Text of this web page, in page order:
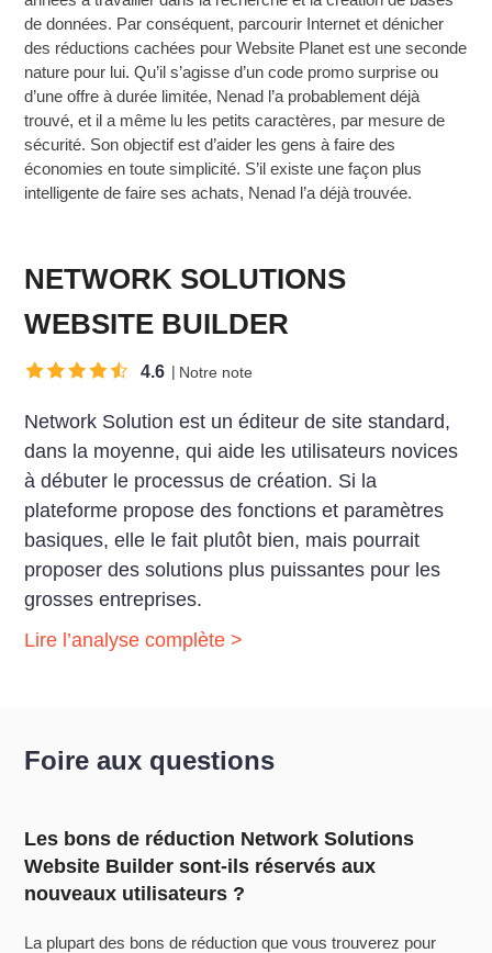
de données. Par conséquent, parcourir Internet et dénicher
des réductions cachées pour Website Planet est une seconde
nature pour lui. Qu’il s’agisse d’un code promo surprise ou
d’une offre à durée limitée, Nenad l’a probablement déjà
trouvé, et il a même lu les petits caractères, par mesure de
sécurité. Son objectif est d’aider les gens à faire des
économies en toute simplicité. S’il existe une façon plus
intelligente de faire ses achats, Nenad l’a déjà trouvée.
NETWORK SOLUTIONS
WEBSITE BUILDER
4.6 Notre note
Network Solution est un éditeur de site standard,
dans la moyenne, qui aide les utilisateurs novices
à débuter le processus de création. Si la
plateforme propose des fonctions et paramètres
basiques, elle le fait plutôt bien, mais pourrait
proposer des solutions plus puissantes pour les
grosses entreprises.
Lire l’analyse complète >
Foire aux questions
Les bons de réduction Network Solutions
Website Builder sont-ils réservés aux
nouveaux utilisateurs ?
La plupart des bons de réduction que vous trouverez pour